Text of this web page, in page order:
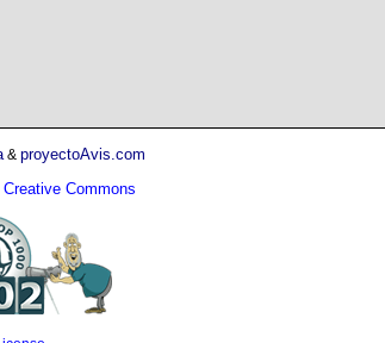
& proyectoAvis.com
Creative Commons